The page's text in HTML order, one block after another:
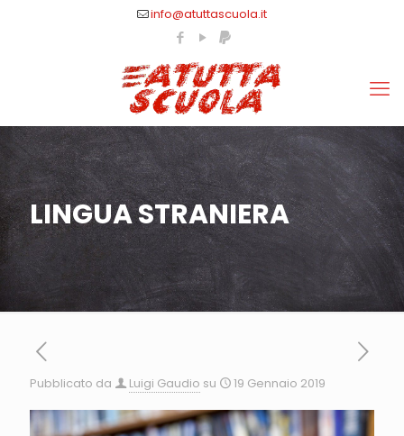
info@atuttascuola.it
LINGUA STRANIERA
Pubblicato da Luigi Gaudio su 19 Gennaio 2019